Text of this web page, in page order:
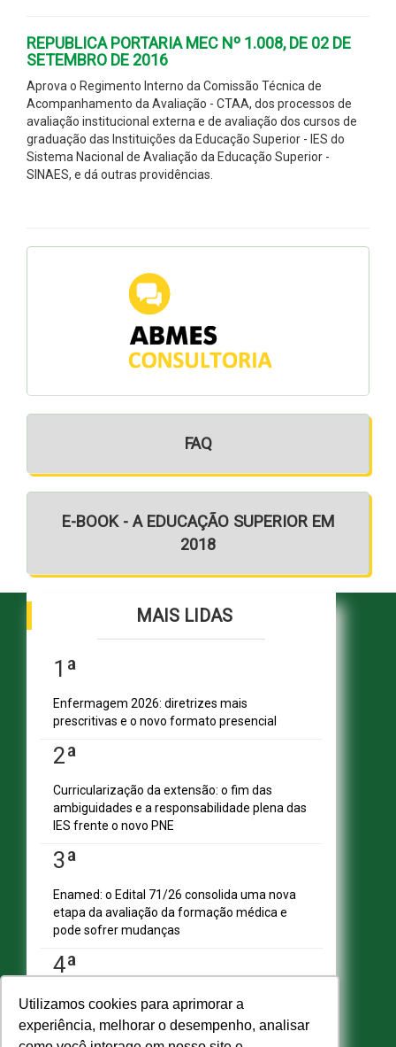
Utilizamos cookies para aprimorar a
experiência, melhorar o desempenho, analisar
REPUBLICA PORTARIA MEC Nº 1.008, DE 02 DE
SETEMBRO DE 2016
Aprova o Regimento Interno da Comissão Técnica de
Acompanhamento da Avaliação - CTAA, dos processos de
avaliação institucional externa e de avaliação dos cursos de
graduação das Instituições da Educação Superior - IES do
Sistema Nacional de Avaliação da Educação Superior -
SINAES, e dá outras providências.
FAQ
E-BOOK - A EDUCAÇÃO SUPERIOR EM
2018
MAIS LIDAS
1ª
Enfermagem 2026: diretrizes mais
prescritivas e o novo formato presencial
2ª
Curricularização da extensão: o fim das
ambiguidades e a responsabilidade plena das
IES frente o novo PNE
3ª
Enamed: o Edital 71/26 consolida uma nova
etapa da avaliação da formação médica e
pode sofrer mudanças
4ª
Desenrola Fies: o impacto positivo para
estudantes e instituições
SHN Qd. 01, Bl. "F", Entrada "A", Conj. "A"
Edifício Vision Work & Live, 9º andar
CEP: 70.701-060 - Asa Norte, Brasília/DF
Fone: (61) 3961-9832 | E-mail:
abmes@abmes.org.br
CENTRAIS DE CONTEÚDO
ABMES Plus
ABMES Editora
ABMES Blog
ABMES LInC
Legislação
Central Multimídia
Imprensa
Central do Associado ABMES
REDES SOCIAIS